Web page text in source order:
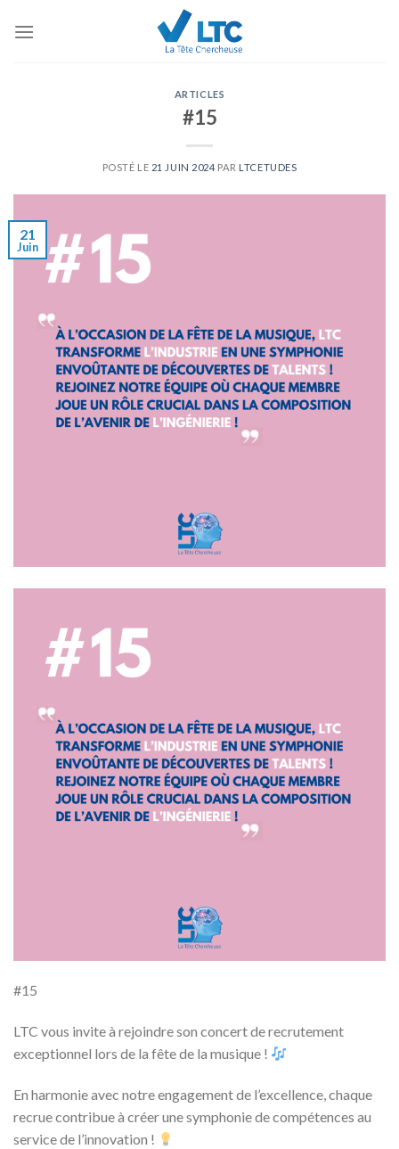
ARTICLES
#15
POSTÉ LE 21 JUIN 2024 PAR LTCETUDES
21
Juin
#15
LTC vous invite à rejoindre son concert de recrutement
exceptionnel lors de la fête de la musique !
En harmonie avec notre engagement de l’excellence, chaque
recrue contribue à créer une symphonie de compétences au
service de l’innovation !